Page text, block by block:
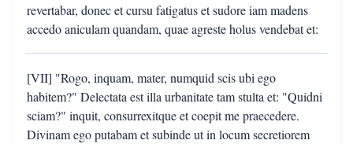
revertabar, donec et cursu fatigatus et sudore iam madens
accedo aniculam quandam, quae agreste holus vendebat et:
[VII] "Rogo, inquam, mater, numquid scis ubi ego
habitem?" Delectata est illa urbanitate tam stulta et: "Quidni
sciam?" inquit, consurrexitque et coepit me praecedere.
Divinam ego putabam et subinde ut in locum secretiorem